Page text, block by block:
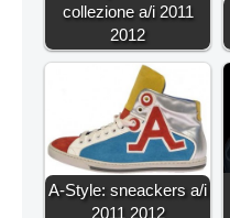
collezione a/i 2011
2012
A-Style: sneackers a/i
2011 2012